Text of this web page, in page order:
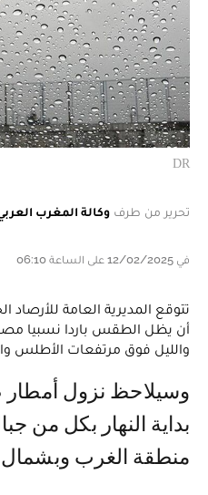
DR
تحرير من طرف وكالة المغرب العربي
في 12/02/2025 على الساعة 06:10
تتوقع المديرية العامة للأرصاد
أن يظل الطقس باردا نسبيا
والليل فوق مرتفعات الأطلس
وسيلاحظ نزول أمطار ضعيفة ومتفرقة خلال
بداية النهار بكل من
منطقة الغرب